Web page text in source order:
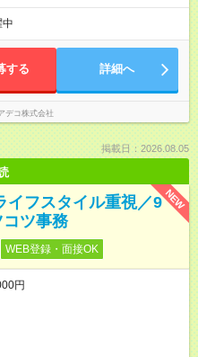
する 詳細へ
デコ株式会社
掲載日：2026.08.05
NEW
イフスタイル重視／9
ツ事務
WEB登録・面接OK
円